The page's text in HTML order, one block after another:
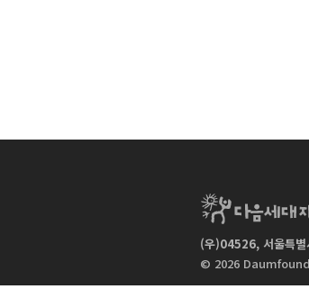
(우)04526, 서울특
© 2026